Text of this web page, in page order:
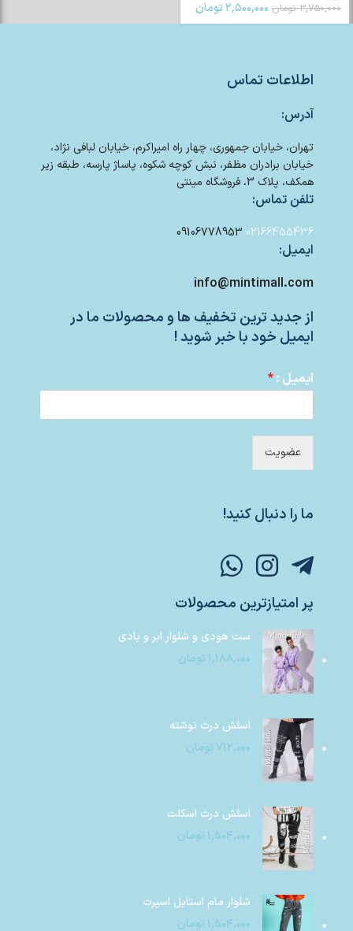
۳,۷۵۰,۰۰۰ تومان ۲,۵۰۰,۰۰۰تومان
اطلاعات تماس
آدرس:
تهران، خیابان جمهوری، چهار راه امیراکرم، خیابان لبافی نژاد،
خیابان برادران مظفر، نبش کوچه شکوه، پاساژ پارسه، طبقه زیر
همکف، پلاک 3، فروشگاه مینتی
تلفن تماس:
02166455436
09106778953
ایمیل:
info@mintimall.com
از جدید ترین تخفیف ها و محصولات ما در
ایمیل خود با خبر شوید !
ایمیل :*
عضویت
ما را دنبال کنید!
پر امتیازترین محصولات
ست هودی و شلوار ابر و بادی
۱,۱۸۸,۰۰۰ تومان
اسلش درث نوشته
۷۱۲,۰۰۰ تومان
اسلش درث اسکلت
۱,۵۰۴,۰۰۰ تومان
شلوار مام استایل اسپرت
۱,۵۰۴,۰۰۰ تومان